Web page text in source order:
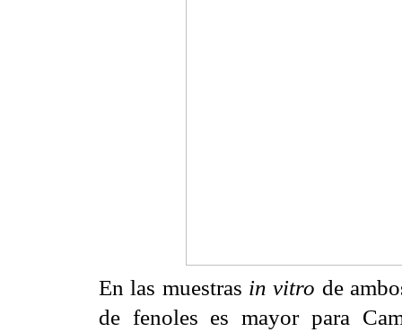
En las muestras in vitro de
de fenoles es mayor para